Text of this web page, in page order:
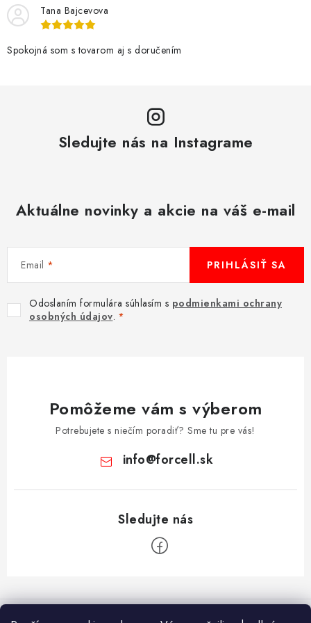
y
v
ý
e
Tana Bajcevova
Spokojná som s tovarom aj s doručením
Sledujte nás na Instagrame
Aktuálne novinky a akcie na váš e-mail
Email
Odoslaním formulára súhlasím s podmienkami ochrany
osobných údajov.
PRIHLÁSIŤ SA
Pomôžeme vám s výberom
Potrebujete s niečím poradiť? Sme tu pre vás!
info@forcell.sk
á
Informácie pre vás